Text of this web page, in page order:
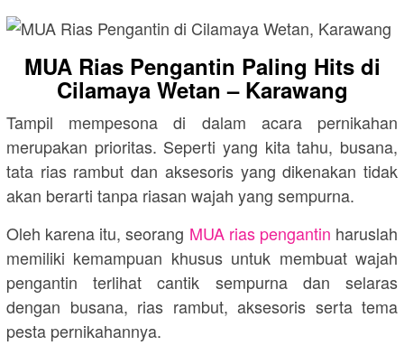
MUA Rias Pengantin Paling Hits di
Cilamaya Wetan – Karawang
Tampil mempesona di dalam acara pernikahan
merupakan prioritas. Seperti yang kita tahu, busana,
tata rias rambut dan aksesoris yang dikenakan tidak
akan berarti tanpa riasan wajah yang sempurna.
Oleh karena itu, seorang MUA rias pengantin haruslah
memiliki kemampuan khusus untuk membuat wajah
pengantin terlihat cantik sempurna dan selaras
dengan busana, rias rambut, aksesoris serta tema
pesta pernikahannya.